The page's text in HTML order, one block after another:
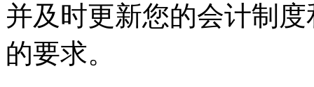
并及时更新您的会计制
的要求。